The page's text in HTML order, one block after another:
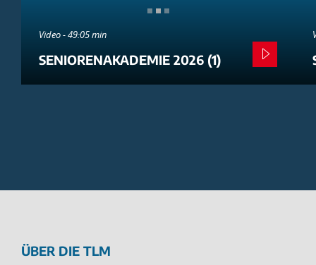
Video - 49:05 min
SENIORENAKADEMIE 2026 (1)
ÜBER DIE TLM